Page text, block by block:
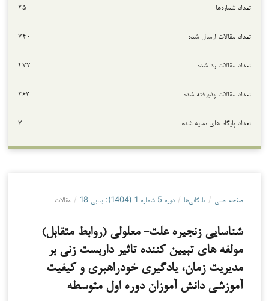
تعداد شماره‌ها ۲۵
تعداد مقالات ارسال شده ۷۴۰
تعداد مقالات رد شده ۴۷۷
تعداد مقالات پذیرفته شده ۲۶۳
تعداد پایگاه های نمایه شده ۷
صفحه اصلی / بایگانی‌ها / دوره 5 شماره 1 (1404): پیاپی 18 / مقالات
شناسایی زنجیره علت- معلولی (روابط متقابل)
مولفه­ های تبیین­ کننده تاثیر داربست ­زنی بر
مدیریت زمان، یادگیری خودراهبری و کیفیت
آموزشی دانش ­آموزان دوره اول متوسطه